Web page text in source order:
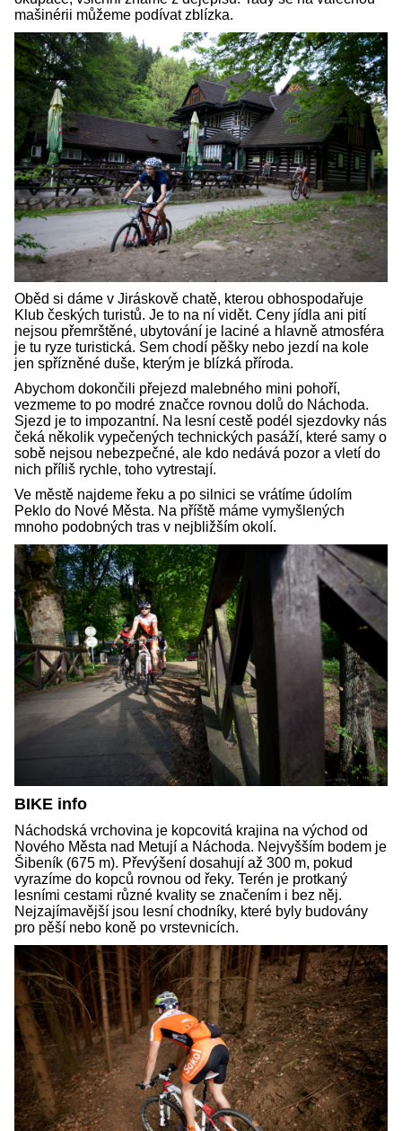
mašinérii můžeme podívat zblízka.
Oběd si dáme v Jiráskově chatě, kterou obhospodařuje
Klub českých turistů. Je to na ní vidět. Ceny jídla ani pití
nejsou přemrštěné, ubytování je laciné a hlavně atmosféra
je tu ryze turistická. Sem chodí pěšky nebo jezdí na kole
jen spřízněné duše, kterým je blízká příroda.
Abychom dokončili přejezd malebného mini pohoří,
vezmeme to po modré značce rovnou dolů do Náchoda.
Sjezd je to impozantní. Na lesní cestě podél sjezdovky nás
čeká několik vypečených technických pasáží, které samy o
sobě nejsou nebezpečné, ale kdo nedává pozor a vletí do
nich příliš rychle, toho vytrestají.
Ve městě najdeme řeku a po silnici se vrátíme údolím
Peklo do Nové Města. Na příště máme vymyšlených
mnoho podobných tras v nejbližším okolí.
BIKE info
Náchodská vrchovina je kopcovitá krajina na východ od
Nového Města nad Metují a Náchoda. Nejvyšším bodem je
Šibeník (675 m). Převýšení dosahují až 300 m, pokud
vyrazíme do kopců rovnou od řeky. Terén je protkaný
lesními cestami různé kvality se značením i bez něj.
Nejzajímavější jsou lesní chodníky, které byly budovány
pro pěší nebo koně po vrstevnicích.